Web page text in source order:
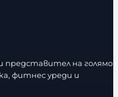
представител на голямо
фитнес уреди и